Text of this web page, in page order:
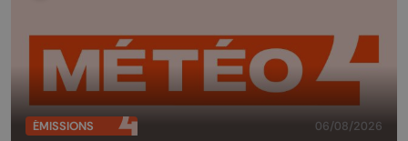
ÉMISSIONS 06/08/2026